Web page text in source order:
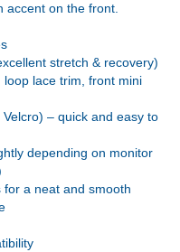
accent on the front.
stretch & recovery)
lace trim, front mini
– quick and easy to
depending on monitor
a neat and smooth